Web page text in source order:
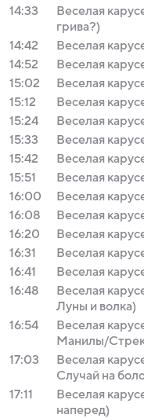
14:33
Веселая
грива?)
14:42
Веселая
14:52
Веселая
15:02
Веселая
15:12
Веселая
15:24
Веселая
15:33
Веселая
15:42
Веселая
15:51
Веселая
16:00
Веселая
16:08
Веселая
16:20
Веселая
16:31
Веселая
16:41
Веселая
16:48
Веселая
Луны и волка)
16:54
Веселая
Манилы/
17:03
Веселая
Случай на
17:11
Веселая
наперед)